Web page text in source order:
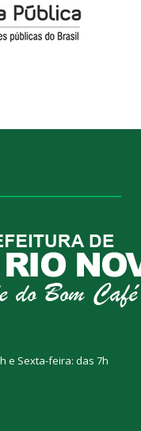
e Sexta-feira: das 7h